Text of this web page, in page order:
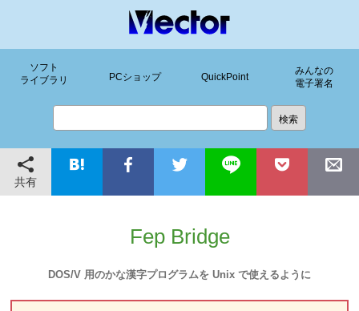
ソフト
ライブラリ
PCショップ QuickPoint
みんなの
電子署名
共有
Fep Bridge
DOS/V 用のかな漢字プログラムを Unix で使えるように